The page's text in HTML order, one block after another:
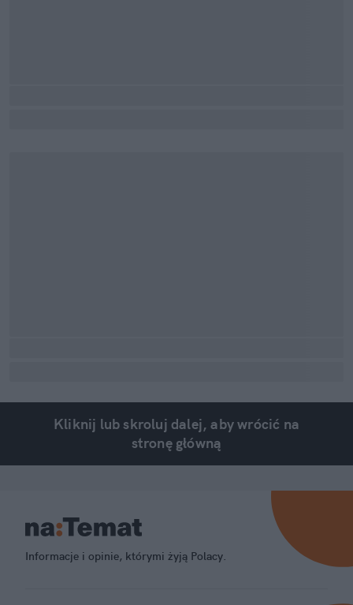
Kliknij lub skroluj dalej, aby wrócić na
stronę główną
Informacje i opinie, którymi żyją Polacy.